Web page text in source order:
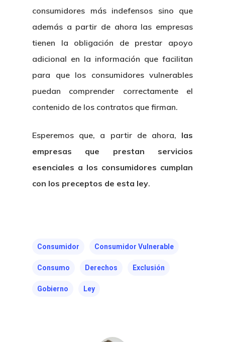
consumidores más indefensos sino que
además a partir de ahora las empresas
tienen la obligación de prestar apoyo
adicional en la información que facilitan
para que los consumidores vulnerables
puedan comprender correctamente el
contenido de los contratos que firman.
Esperemos que, a partir de ahora, las
empresas que prestan servicios
esenciales a los consumidores cumplan
con los preceptos de esta ley.
Consumidor Consumidor Vulnerable
Consumo Derechos Exclusión
Gobierno Ley